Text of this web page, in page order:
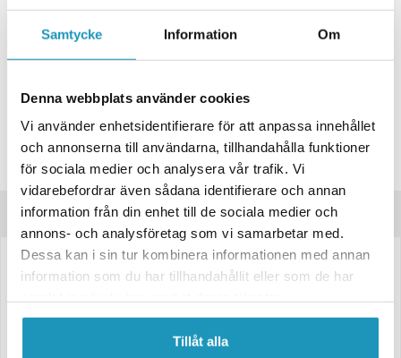
Samtycke Information Om
Denna webbplats använder cookies
Vi använder enhetsidentifierare för att anpassa innehållet
och annonserna till användarna, tillhandahålla funktioner
för sociala medier och analysera vår trafik. Vi
vidarebefordrar även sådana identifierare och annan
information från din enhet till de sociala medier och
annons- och analysföretag som vi samarbetar med.
Dessa kan i sin tur kombinera informationen med annan
information som du har tillhandahållit eller som de har
Tillåt alla
Leverans- & Returinformation
Frågor om produkten?
Produktinformation
3172038
Prisvärd LED Sidomarkeringslykta från Valeryd.